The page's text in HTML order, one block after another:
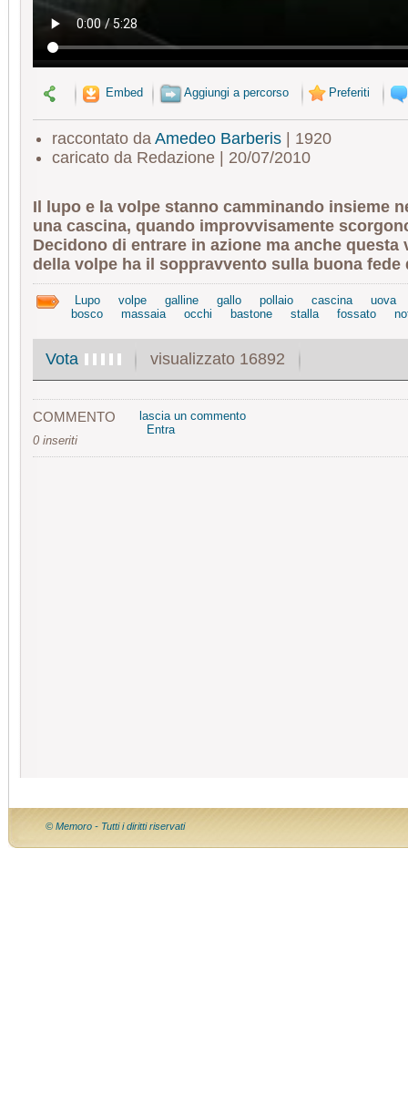
Embed Aggiungi a percorso Preferiti
raccontato da Amedeo Barberis| 1920
caricato da Redazione | 20/07/2010
Il lupo e la volpe stanno camminando insieme
una cascina, quando improvvisamente
Decidono di entrare in azione ma anche questa
della volpe ha il soppravvento sulla buona fede
Lupo volpe galline gallo pollaio cascina
uova
bosco
massaia occhi bastone stalla fossato
Vota visualizzato 16892
COMMENTO
0 inseriti
lascia un commento
Entra
© Memoro - Tutti i diritti riservati